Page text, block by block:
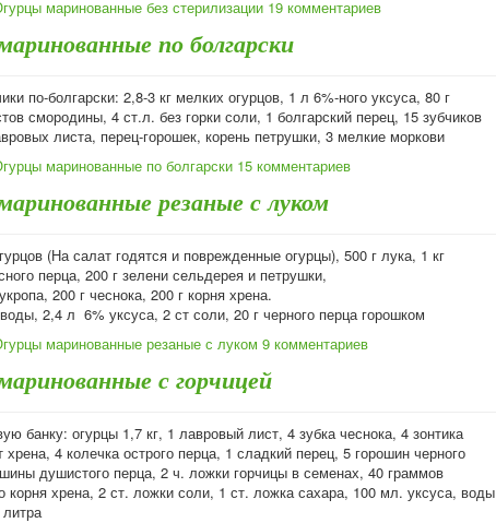
маринованные без стерилизации 19 комментариев
по болгарски
по-болгарски: 2,8-3 кг мелких огурцов, 1 л 6%-ного уксуса, 80 г
смородины, 4 ст.л. без горки соли, 1 болгарский перец, 15 зубчиков
листа, перец-горошек, корень петрушки, 3 мелкие моркови
маринованные по болгарски 15 комментариев
резаные с луком
(На салат годятся и поврежденные огурцы), 500 г лука, 1 кг
перца, 200 г зелени сельдерея и петрушки,
200 г чеснока, 200 г корня хрена.
2,4 л 6% уксуса, 2 ст соли, 20 г черного перца горошком
маринованные резаные с луком 9 комментариев
с горчицей
банку: огурцы 1,7 кг, 1 лавровый лист, 4 зубка чеснока, 4 зонтика
хрена, 4 колечка острого перца, 1 сладкий перец, 5 горошин черного
душистого перца, 2 ч. ложки горчицы в семенах, 40 граммов
корня хрена, 2 ст. ложки соли, 1 ст. ложка сахара, 100 мл. уксуса, воды